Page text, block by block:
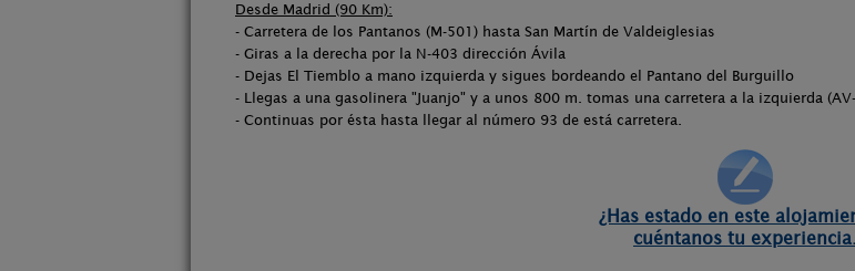
Desde Madrid (90 Km):
- Carretera de los Pantanos (M-501) hasta San Martín de Valdeiglesias
- Giras a la derecha por la N-403 dirección Ávila
- Dejas El Tiemblo a mano izquierda y sigues bordeando el Pantano del Burguillo
- Llegas a una gasolinera "Juanjo" y a unos 800 m. tomas una carretera a la izquierda
- Continuas por ésta hasta llegar al número 93 de está carretera.
¿Has estado en este
cuéntanos tu experiencia.